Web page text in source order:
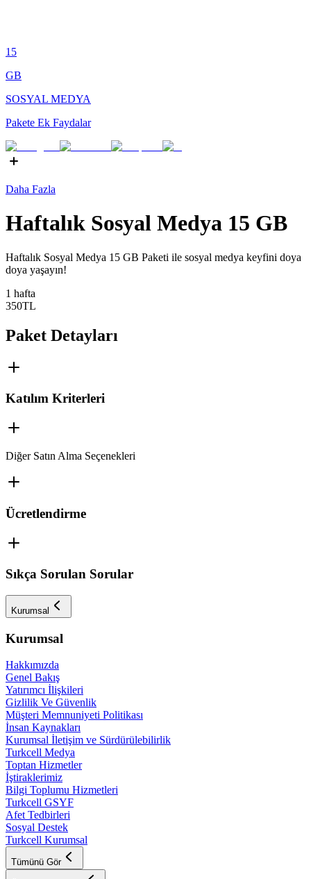
15
GB
SOSYAL MEDYA
Pakete Ek Faydalar
Daha Fazla
Haftalık Sosyal Medya 15 GB
​​Haftalık Sosyal Medya 15 GB Paketi ile sosyal medya keyfini doya
doya yaşayın!
1 hafta
350TL
Paket Detayları
Katılım Kriterleri
Diğer Satın Alma Seçenekleri
Ücretlendirme
Sıkça Sorulan Sorular
Kurumsal
Kurumsal
Hakkımızda
Genel Bakış
Yatırımcı İlişkileri
Gizlilik Ve Güvenlik
Müşteri Memnuniyeti Politikası
İnsan Kaynakları
Kurumsal İletişim ve Sürdürülebilirlik
Turkcell Medya
Toptan Hizmetler
İştiraklerimiz
Bilgi Toplumu Hizmetleri
Turkcell GSYF
Afet Tedbirleri
Sosyal Destek
Turkcell Kurumsal
Tümünü Gör